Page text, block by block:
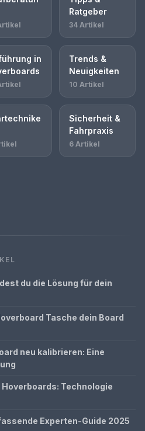
Ratgeber
34 Artikel
in
Trends &
Neuigkeiten
10 Artikel
Sicherheit &
Fahrpraxis
6 Artikel
du die Lösung für dein
Tasche dein Board
neu kalibrieren: Eine
Technologie
Experten-Guide 2025